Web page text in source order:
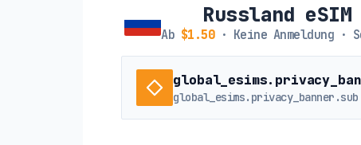
Russland eSIM
Ab $1.50· Keine Anmeldung ·
global_esims.privacy_banner.sub